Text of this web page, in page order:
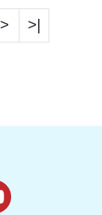
> >|